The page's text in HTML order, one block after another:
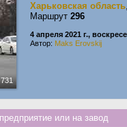
731
Харьковская область
Маршрут 296
4 апреля 2021 г.,
Автор: Maks Erovskij
или на завод